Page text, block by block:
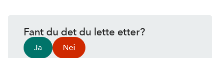
Fant du det du lette etter?
Ja Nei